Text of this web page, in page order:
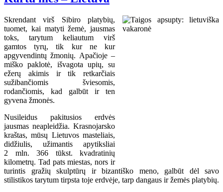
Skrendant virš Sibiro platybių,
tuomet, kai matyti žemė, jausmas
toks, tarytum keliautum virš
gamtos tyrų, tik kur ne kur
apgyvendintų žmonių. Apačioje –
miško paklotė, išvagota upių, su
ežerų akimis ir tik retkarčiais
sužibančiomis šviesomis,
rodančiomis, kad galbūt ir ten
gyvena žmonės.
Nusileidus pakitusios erdvės
jausmas neapleidžia. Krasnojarsko
kraštas, mūsų Lietuvos masteliais,
didžiulis, užimantis apytiksliai
2 mln. 366 tūkst. kvadratinių
kilometrų. Tad pats miestas, nors ir
turintis gražių skulptūrų ir bizantiško meno, galbūt dėl savo
stilistikos tarytum tirpsta toje erdvėje, tarp dangaus ir žemės platybių.